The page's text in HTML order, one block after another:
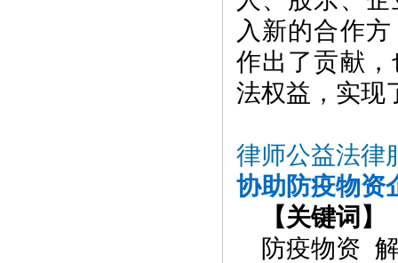
入新的合作
作出了贡献
法权益，实现
律师公益法律
协助防疫物资
【关键词】
防疫物资